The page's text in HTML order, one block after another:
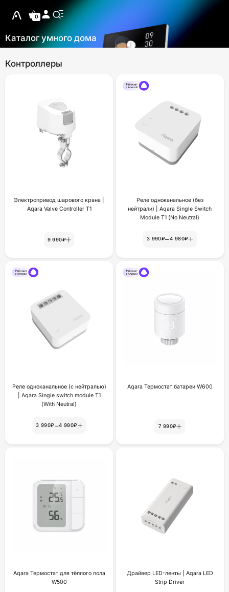
0
Каталог умного дома
Контроллеры
Электропривод шарового крана |
Aqara Valve Controller T1
9 990₽
Реле одноканальное (без
нейтрали) | Aqara Single Switch
Module T1 (No Neutral)
3 990₽–4 980₽
Реле одноканальное (с нейтралью)
| Aqara Single switch module T1
(With Neutral)
3 990₽–4 980₽
Aqara Термостат батареи W600
7 990₽
Aqara Термостат для тёплого пола
W500
Драйвер LED-ленты | Aqara LED
Strip Driver